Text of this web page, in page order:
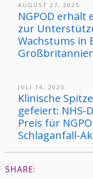
AUGUST 27, 2025
NGPOD erhält
zur
Wachstums in
JULI 14, 2025
Klinische
gefeiert: NHS-
Preis für
Schlaganfall-
SHARE: